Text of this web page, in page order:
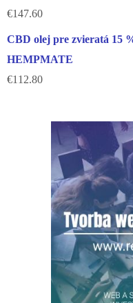
€147.60
CBD olej pre zvieratá 15
HEMPMATE
€112.80